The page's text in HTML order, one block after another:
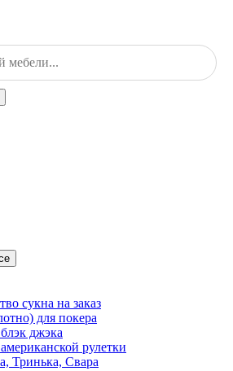
сукна на заказ
для покера
джэка
рулетки
Тринька, Свара